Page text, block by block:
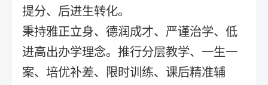
提分、后进生转化。
秉持雅正立身、德润成才、严谨治学、低
进高出办学理念。推行分层教学、一生一
案、培优补差、限时训练、课后精准辅